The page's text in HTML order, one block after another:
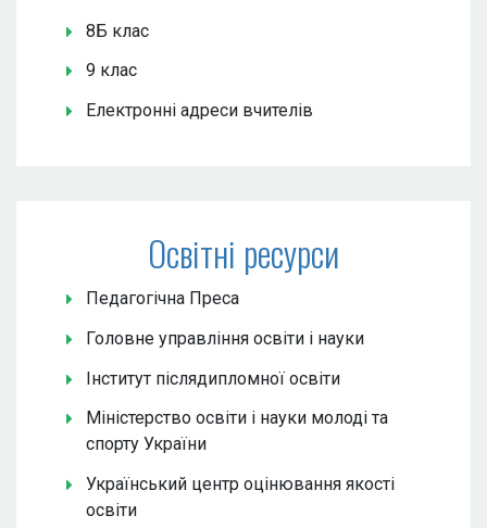
8Б клас
9 клас
Електронні адреси вчителів
Освітні ресурси
Педагогічна Преса
Головне управління освіти і науки
Інститут післядипломної освіти
Міністерство освіти і науки молоді та
спорту України
Український центр оцінювання якості
освіти